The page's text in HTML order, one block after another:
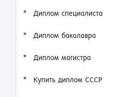
Диплом специалиста
Диплом бакалавра
Диплом магистра
Купить диплом СССР